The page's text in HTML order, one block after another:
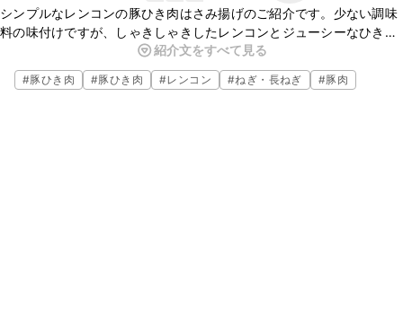
シンプルなレンコンの豚ひき肉はさみ揚げのご紹介です。少ない調味
料の味付けですが、しゃきしゃきしたレンコンとジューシーなひき肉
の旨味がお箸のとまらないおいしさです。ごはんのおかずにもお酒の
おつまみにもおすすめですので、ぜひ試してみてくださいね。
紹介文をすべて見る
#豚ひき肉 #豚ひき肉 #レンコン #ねぎ・長ねぎ #豚肉